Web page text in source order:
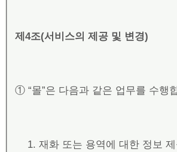
제 4조(서비스의 제공 및 변경)
① “몰”은 다음과 같은 업무를 수행
재화 또는 용역에 대한 정보